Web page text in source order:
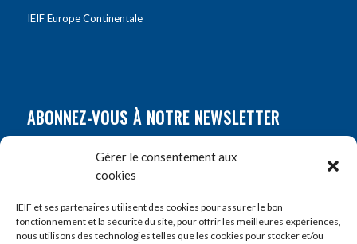
Gérer le consentement aux
cookies
IEIF et ses partenaires utilisent des cookies pour assurer le bon
fonctionnement et la sécurité du site, pour offrir les meilleures expériences,
nous utilisons des technologies telles que les cookies pour stocker et/ou
IEIF Europe Continentale
ABONNEZ-VOUS À NOTRE NEWSLETTER
Prénom*